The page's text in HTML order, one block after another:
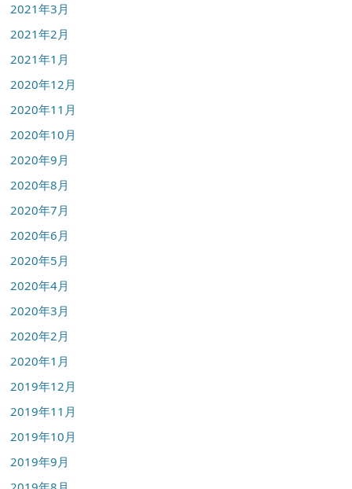
2021年3月
2021年2月
2021年1月
2020年12月
2020年11月
2020年10月
2020年9月
2020年8月
2020年7月
2020年6月
2020年5月
2020年4月
2020年3月
2020年2月
2020年1月
2019年12月
2019年11月
2019年10月
2019年9月